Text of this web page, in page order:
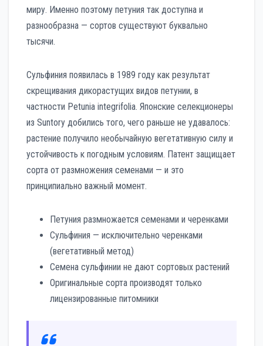
миру. Именно поэтому петуния так доступна и
разнообразна — сортов существуют буквально
тысячи.
Сульфиния появилась в 1989 году как результат
скрещивания дикорастущих видов петунии, в
частности Petunia integrifolia. Японские селекционеры
из Suntory добились того, чего раньше не удавалось:
растение получило необычайную вегетативную силу и
устойчивость к погодным условиям. Патент защищает
сорта от размножения семенами — и это
принципиально важный момент.
Петуния размножается семенами и черенками
Сульфиния — исключительно черенками
(вегетативный метод)
Семена сульфинии не дают сортовых растений
Оригинальные сорта производят только
лицензированные питомники